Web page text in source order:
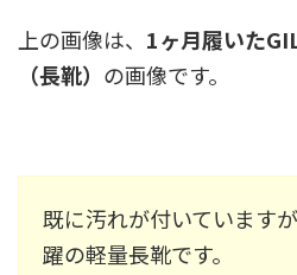
上の画像は、 1ヶ月履いた
（長靴） の画像です。
既に汚れが付いています
躍の軽量長靴です。